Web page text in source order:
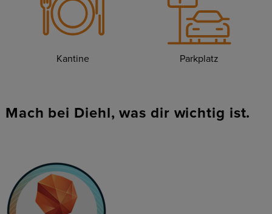
Kantine Parkplatz
Mach bei Diehl, was dir wichtig ist.